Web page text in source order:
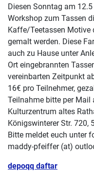
Diesen Sonntag am
Workshop zum Tassen
Kaffe/Teetassen Motive
gemalt werden. Diese
auch zu Hause unter
Ort eingebrannten
vereinbarten Zeitpunkt
16€ pro Teilnehmer,
Teilnahme bitte per Mail
Kulturzentrum altes
Königswinterer Str. 720,
Bitte meldet euch unter
maddy-pfeiffer (at)
Details
depoqq daftar